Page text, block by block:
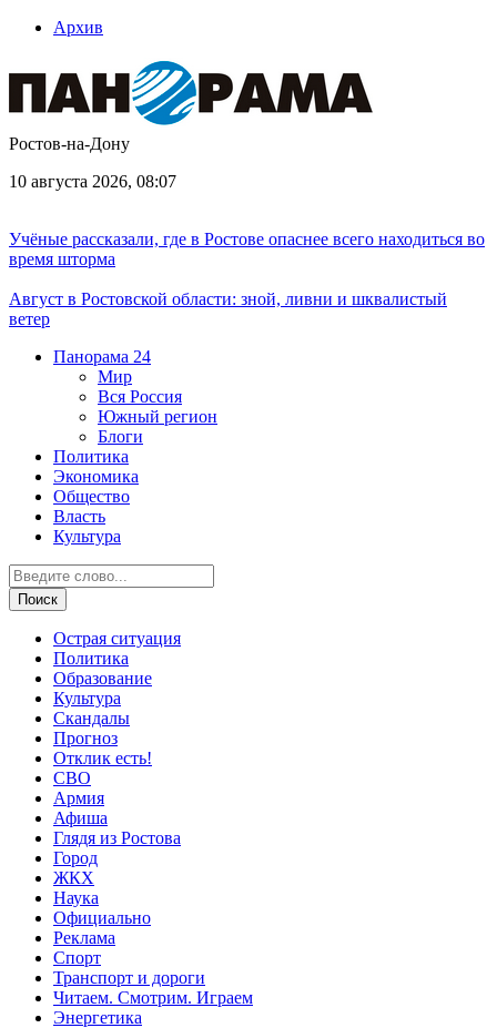
Архив
Ростов-на-Дону
10 августа 2026, 08:07
Учёные рассказали, где в Ростове опаснее всего находиться во
время шторма
Август в Ростовской области: зной, ливни и шквалистый
ветер
Панорама 24
Мир
Вся Россия
Южный регион
Блоги
Политика
Экономика
Общество
Власть
Культура
Острая ситуация
Политика
Образование
Культура
Скандалы
Прогноз
Отклик есть!
СВО
Армия
Афиша
Глядя из Ростова
Город
ЖКХ
Наука
Официально
Реклама
Спорт
Транспорт и дороги
Читаем. Смотрим. Играем
Энергетика